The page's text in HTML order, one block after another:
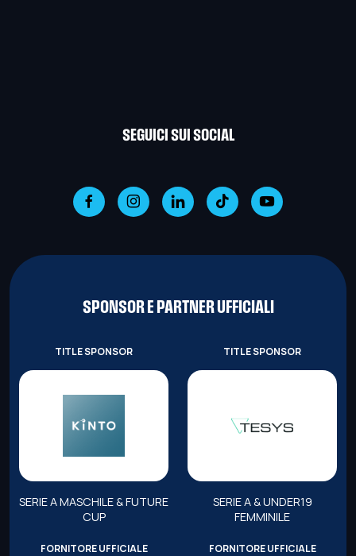
SEGUICI SUI SOCIAL
SPONSOR E PARTNER UFFICIALI
TITLE SPONSOR
SERIE A MASCHILE & FUTURE
CUP
TITLE SPONSOR
SERIE A & UNDER19
FEMMINILE
FORNITORE UFFICIALE FORNITORE UFFICIALE